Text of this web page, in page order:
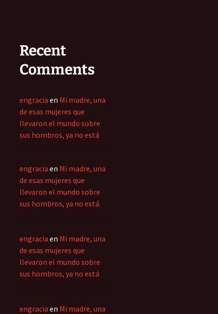
Recent
Comments
engracia en Mi madre, una
de esas mujeres que
llevaron el mundo sobre
sus hombros, ya no está
engracia en Mi madre, una
de esas mujeres que
llevaron el mundo sobre
sus hombros, ya no está
engracia en Mi madre, una
de esas mujeres que
llevaron el mundo sobre
sus hombros, ya no está
engracia en Mi madre, una